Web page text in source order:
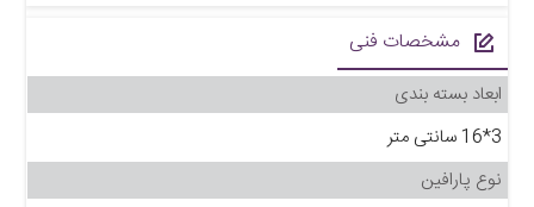
مشخصات فنی
ابعاد بسته بندی
3*16 سانتی متر
نوع پارافین